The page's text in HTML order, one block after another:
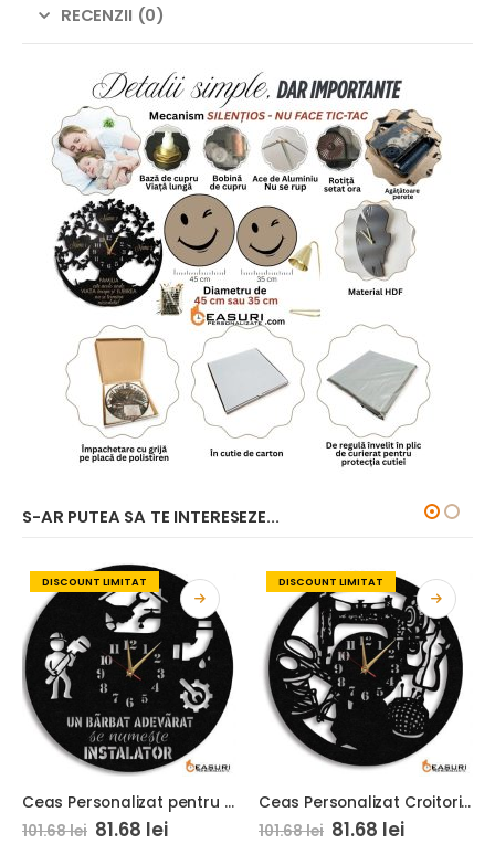
RECENZII (0)
S-AR PUTEA SA TE INTERESEZE...
DISCOUNT LIMITAT
Ceas Personalizat pentru Instalator 01 Un Barbat Adevarat
101.68lei 81.68 lei
DISCOUNT LIMITAT
Ceas Personalizat Croitorie 01
101.68lei 81.68 lei